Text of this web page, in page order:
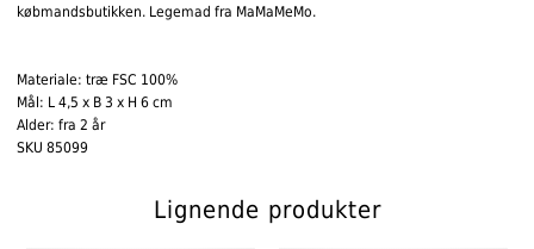
købmandsbutikken. Legemad fra MaMaMeMo.
Materiale: træ FSC 100%
Mål: L 4,5 x B 3 x H 6 cm
Alder: fra 2 år
SKU 85099
Lignende produkter